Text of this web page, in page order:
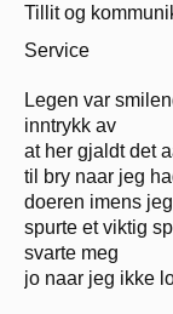
Tillit og
Service
Legen var
inntrykk av
at her gjaldt det
til bry naar jeg
doeren imens jeg
spurte et viktig
svarte meg
jo naar jeg ikke